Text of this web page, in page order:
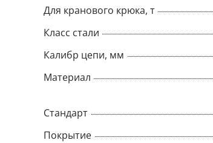
Для кранового крюка, т
Класс стали
Калибр цепи, мм
Материал
Стандарт
Покрытие